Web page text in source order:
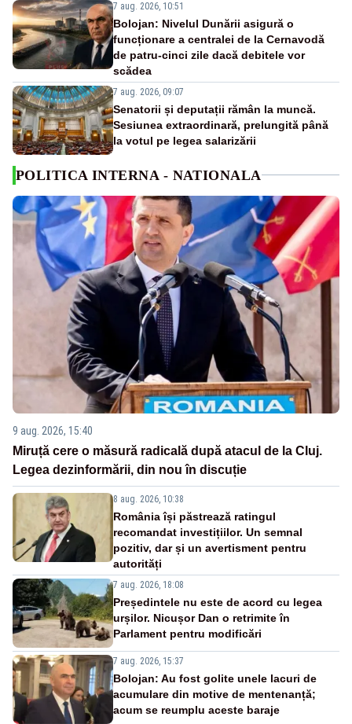
7 aug. 2026, 10:51
Bolojan: Nivelul Dunării asigură o
funcționare a centralei de la Cernavodă
de patru-cinci zile dacă debitele vor
scădea
7 aug. 2026, 09:07
Senatorii și deputații rămân la muncă.
Sesiunea extraordinară, prelungită până
la votul pe legea salarizării
POLITICA INTERNA - NATIONALA
9 aug. 2026, 15:40
Miruță cere o măsură radicală după atacul de la Cluj.
Legea dezinformării, din nou în discuție
8 aug. 2026, 10:38
România își păstrează ratingul
recomandat investițiilor. Un semnal
pozitiv, dar și un avertisment pentru
autorități
7 aug. 2026, 18:08
Președintele nu este de acord cu legea
urșilor. Nicușor Dan o retrimite în
Parlament pentru modificări
7 aug. 2026, 15:37
Bolojan: Au fost golite unele lacuri de
acumulare din motive de mentenanță;
acum se reumplu aceste baraje